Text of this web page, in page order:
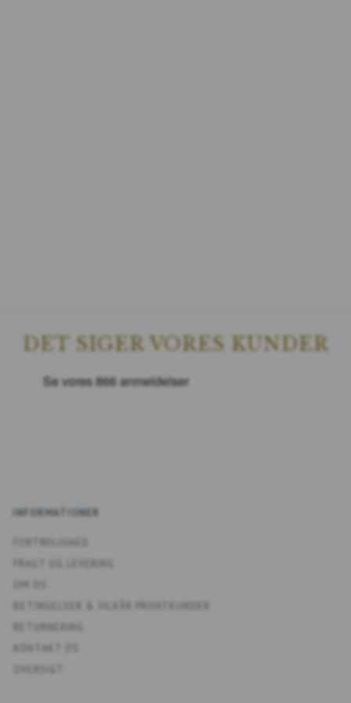
DET SIGER VORES KUNDER
INFORMATIONER
OM OS
KONTAKT OS